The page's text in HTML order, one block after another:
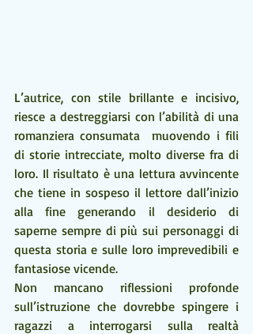
L’autrice, con stile brillante e incisivo,
riesce a destreggiarsi con l’abilità di una
romanziera consumata  muovendo i fili
di storie intrecciate, molto diverse fra di
loro. Il risultato è una lettura avvincente
che tiene in sospeso il lettore dall’inizio
alla fine generando il desiderio di
saperne sempre di più sui personaggi di
questa storia e sulle loro imprevedibili e
fantasiose vicende.
Non mancano riflessioni profonde
sull’istruzione che dovrebbe spingere i
ragazzi a interrogarsi sulla realtà